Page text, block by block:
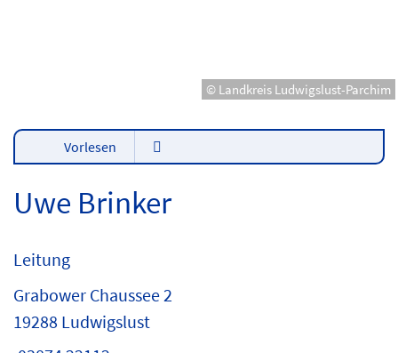
© Landkreis Ludwigslust-Parchim
Vorlesen
Uwe Brinker
Leitung
Grabower Chaussee 2
19288 Ludwigslust